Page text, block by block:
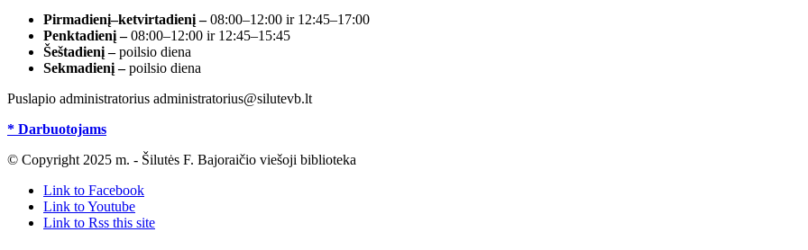
Pirmadienį–ketvirtadienį –08:00–12:00 ir 12:45–17:00
Penktadienį –08:00–12:00 ir 12:45–15:45
Šeštadienį –poilsio diena
Sekmadienį –poilsio diena
Puslapio administratorius administratorius@silutevb.lt
* Darbuotojams
© Copyright 2025 m. - Šilutės F. Bajoraičio viešoji biblioteka
Link to Facebook
Link to Youtube
Link to Rss this site